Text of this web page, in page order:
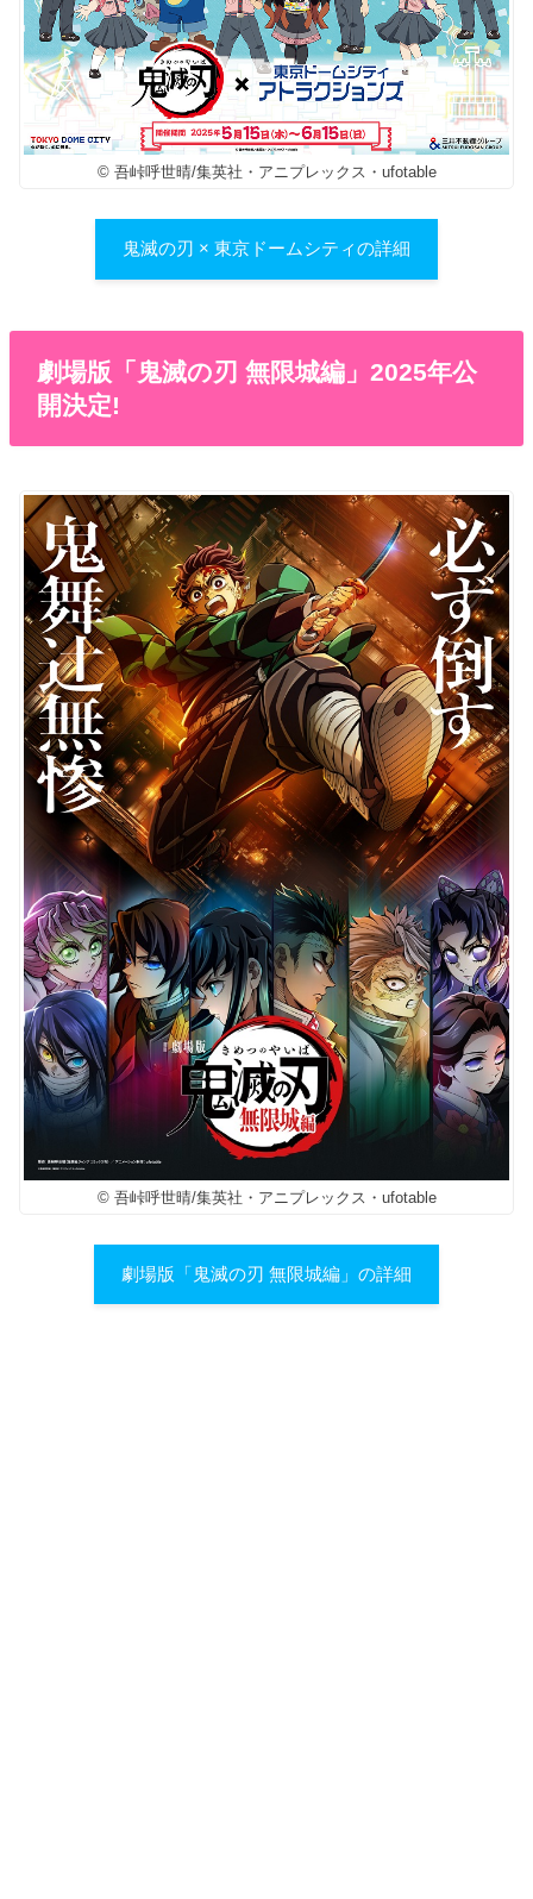
© 吾峠呼世晴/集英社・アニプレックス・ufotable
鬼滅の刃 × 東京ドームシティの詳細
劇場版「鬼滅の刃 無限城編」2025年公
開決定!
© 吾峠呼世晴/集英社・アニプレックス・ufotable
劇場版「鬼滅の刃 無限城編」の詳細